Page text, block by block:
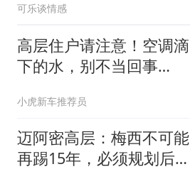
可乐谈情感
高层住户请注意！空调滴
下的水，别不当回事
小虎新车推荐员
迈阿密高层：梅西不可能
再踢15年，必须规划后梅